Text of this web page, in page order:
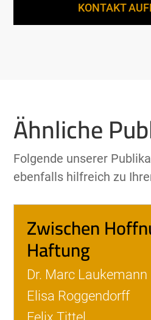
KONTAKT
Ähnliche
Folgende unserer
ebenfalls hilfreich zu
Zwischen
Haftung
Dr. Marc Laukemann
Elisa Roggendorff